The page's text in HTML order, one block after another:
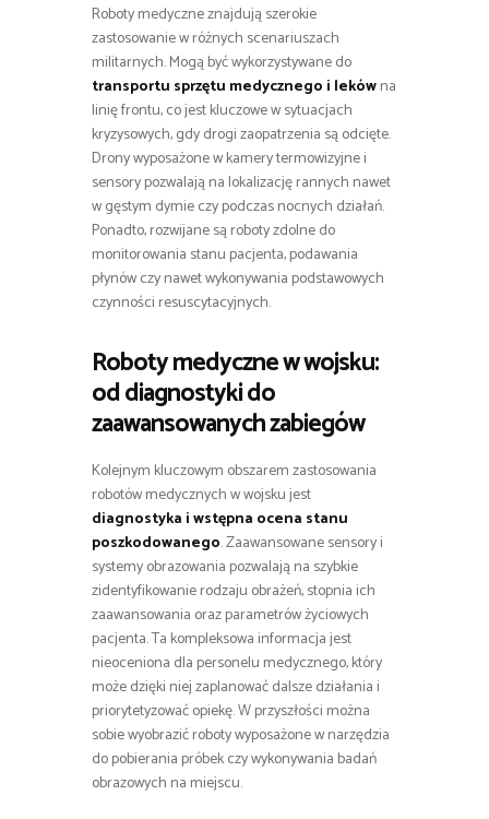
Roboty medyczne znajdują szerokie
zastosowanie w różnych scenariuszach
militarnych. Mogą być wykorzystywane do
transportu sprzętu medycznego i lekówna
linię frontu, co jest kluczowe w sytuacjach
kryzysowych, gdy drogi zaopatrzenia są odcięte.
Drony wyposażone w kamery termowizyjne i
sensory pozwalają na lokalizację rannych nawet
w gęstym dymie czy podczas nocnych działań.
Ponadto, rozwijane są roboty zdolne do
monitorowania stanu pacjenta, podawania
płynów czy nawet wykonywania podstawowych
czynności resuscytacyjnych.
Roboty medyczne w wojsku:
od diagnostyki do
zaawansowanych zabiegów
Kolejnym kluczowym obszarem zastosowania
robotów medycznych w wojsku jest
diagnostyka i wstępna ocena stanu
poszkodowanego. Zaawansowane sensory i
systemy obrazowania pozwalają na szybkie
zidentyfikowanie rodzaju obrażeń, stopnia ich
zaawansowania oraz parametrów życiowych
pacjenta. Ta kompleksowa informacja jest
nieoceniona dla personelu medycznego, który
może dzięki niej zaplanować dalsze działania i
priorytetyzować opiekę. W przyszłości można
sobie wyobrazić roboty wyposażone w narzędzia
do pobierania próbek czy wykonywania badań
obrazowych na miejscu.